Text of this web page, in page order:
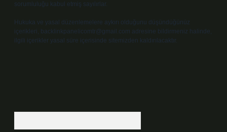
sorumluluğu kabul etmiş sayılırlar.
Hukuka ve yasal düzenlemelere aykırı olduğunu düşündüğünüz
içerikleri, backlinkpanelicomtr@gmail.com adresine bildirmeniz halinde,
ilgili içerikler yasal süre içerisinde sitemizden kaldırılacaktır.